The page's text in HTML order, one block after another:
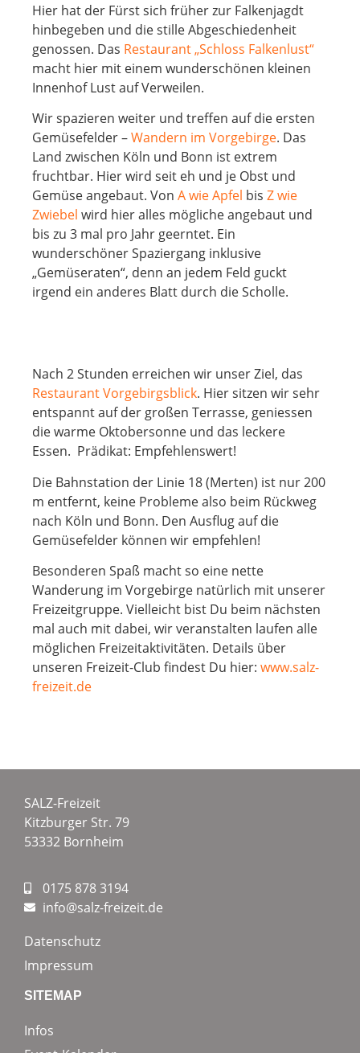
Hier hat der Fürst sich früher zur Falkenjagdt
hinbegeben und die stille Abgeschiedenheit
genossen. Das Restaurant „Schloss Falkenlust“
macht hier mit einem wunderschönen kleinen
Innenhof Lust auf Verweilen.
Wir spazieren weiter und treffen auf die ersten
Gemüsefelder –Wandern im Vorgebirge. Das
Land zwischen Köln und Bonn ist extrem
fruchtbar. Hier wird seit eh und je Obst und
Gemüse angebaut. Von A wie Apfel bis Z wie
Zwiebel wird hier alles mögliche angebaut und
bis zu 3 mal pro Jahr geerntet. Ein
wunderschöner Spaziergang inklusive
„Gemüseraten“, denn an jedem Feld guckt
irgend ein anderes Blatt durch die Scholle.
Nach 2 Stunden erreichen wir unser Ziel, das
Restaurant Vorgebirgsblick. Hier sitzen wir sehr
entspannt auf der großen Terrasse, geniessen
die warme Oktobersonne und das leckere
Essen. Prädikat: Empfehlenswert!
Die Bahnstation der Linie 18 (Merten) ist nur 200
m entfernt, keine Probleme also beim Rückweg
nach Köln und Bonn. Den Ausflug auf die
Gemüsefelder können wir empfehlen!
Besonderen Spaß macht so eine nette
Wanderung im Vorgebirge natürlich mit unserer
Freizeitgruppe. Vielleicht bist Du beim nächsten
mal auch mit dabei, wir veranstalten laufen alle
möglichen Freizeitaktivitäten. Details über
unseren Freizeit-Club findest Du hier: www.salz-
freizeit.de
SALZ-Freizeit
Kitzburger Str. 79
53332 Bornheim
0175 878 3194
info@salz-freizeit.de
Datenschutz
Impressum
SITEMAP
Infos